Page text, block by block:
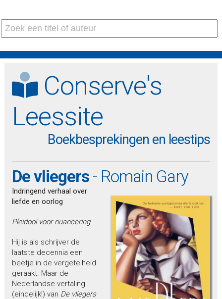
Conserve's
Leessite
Boekbesprekingen en leestips
De vliegers- Romain Gary
Indringend verhaal over
liefde en oorlog
Pleidooi voor nuancering
Hij is als schrijver de
laatste decennia een
beetje in de vergetelheid
geraakt. Maar de
Nederlandse vertaling
(eindelijk!) van De vliegers